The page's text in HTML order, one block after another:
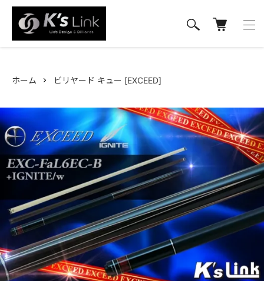
ホーム ビリヤード キュー [EXCEED]